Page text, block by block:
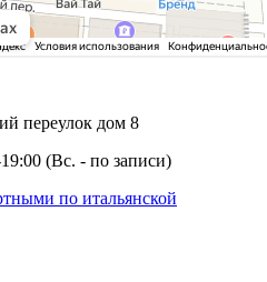
переулок дом 8
(Вс. - по записи)
по итальянской